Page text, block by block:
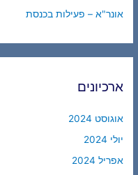
אונר"א – פעילות בכנסת
ארכיונים
אוגוסט 2024
יולי 2024
אפריל 2024